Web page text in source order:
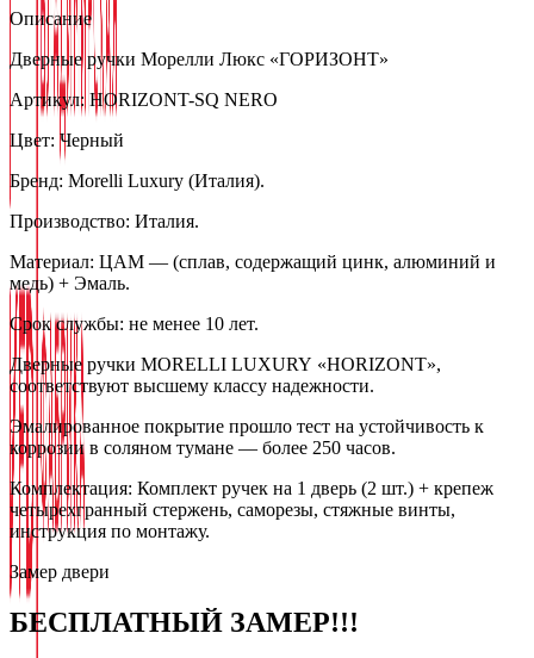
Описание
Дверные ручки Морелли Люкс «ГОРИЗОНТ»
Артикул: HORIZONT-SQ NERO
Цвет: Черный
Бренд: Morelli Luxury (Италия).
Производство: Италия.
Материал: ЦАМ — (сплав, содержащий цинк, алюминий и
медь) + Эмаль.
Срок службы: не менее 10 лет.
Дверные ручки MORELLI LUXURY «HORIZONT»,
соответствуют высшему классу надежности.
Эмалированное покрытие прошло тест на устойчивость к
коррозии в соляном тумане — более 250 часов.
Комплектация: Комплект ручек на 1 дверь (2 шт.) + крепеж
четырехгранный стержень, саморезы, стяжные винты,
инструкция по монтажу.
Замер двери
БЕСПЛАТНЫЙ ЗАМЕР!!!